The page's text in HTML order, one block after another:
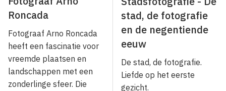
Roncada
Fotograaf Arno Roncada
heeft een fascinatie voor
vreemde plaatsen en
landschappen met een
zonderlinge sfeer. Die
stad, de fotografie
en de negentiende
eeuw
De stad, de fotografie.
Liefde op het eerste
gezicht.